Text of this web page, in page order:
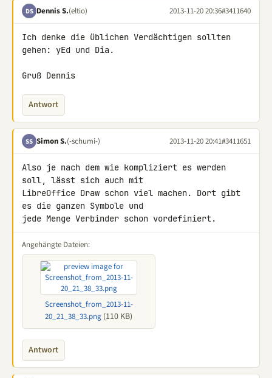
DS Dennis S.(eltio) 2013-11-20 20:36#3411640
Ich denke die üblichen Verdächtigen sollten
gehen: yEd und Dia.
Gruß Dennis
Antwort
SS Simon S.(-schumi-) 2013-11-20 20:41#3411651
Also je nach dem wie kompliziert es werden
soll, lässt sich auch mit
LibreOffice Draw schon viel machen. Dort gibt
es die ganzen Symbole und
jede Menge Verbinder schon vordefiniert.
Angehängte Dateien:
Screenshot_from_2013-11-
20_21_38_33.png (110 KB)
Antwort